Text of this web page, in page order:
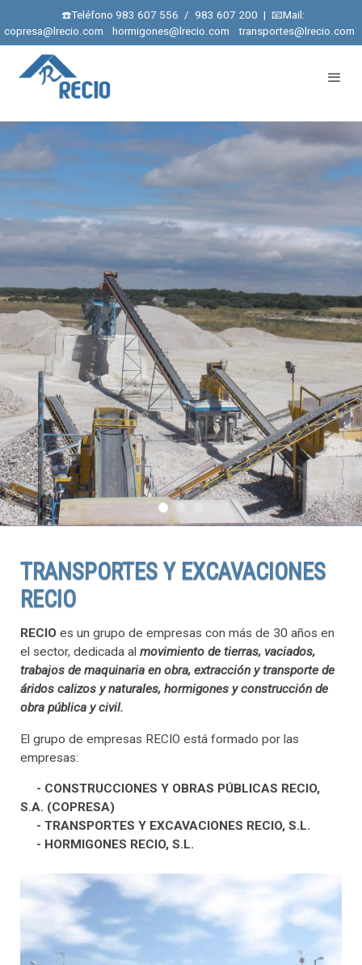
☎️Teléfono 983 607 556 / 983 607 200 | 📧Mail:
copresa@lrecio.com
hormigones@lrecio.com transportes@lrecio.com
TRANSPORTES Y EXCAVACIONES
RECIO
RECIOes un grupo de empresas con más de 30 años en
el sector, dedicada almovimiento de tierras, vaciados,
trabajos de maquinaria en obra, extracción y transporte de
áridos calizos y naturales, hormigones y construcción de
obra pública y civil.
El grupo de empresas RECIO está formado por las
empresas:
- CONSTRUCCIONES Y OBRAS PÚBLICAS RECIO,
S.A. (COPRESA)
- TRANSPORTES Y EXCAVACIONES RECIO, S.L.
- HORMIGONES RECIO, S.L.